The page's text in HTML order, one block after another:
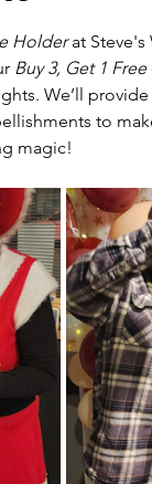
Holder at Steve's
Buy 3, Get 1 Free
We’ll
to
magic!